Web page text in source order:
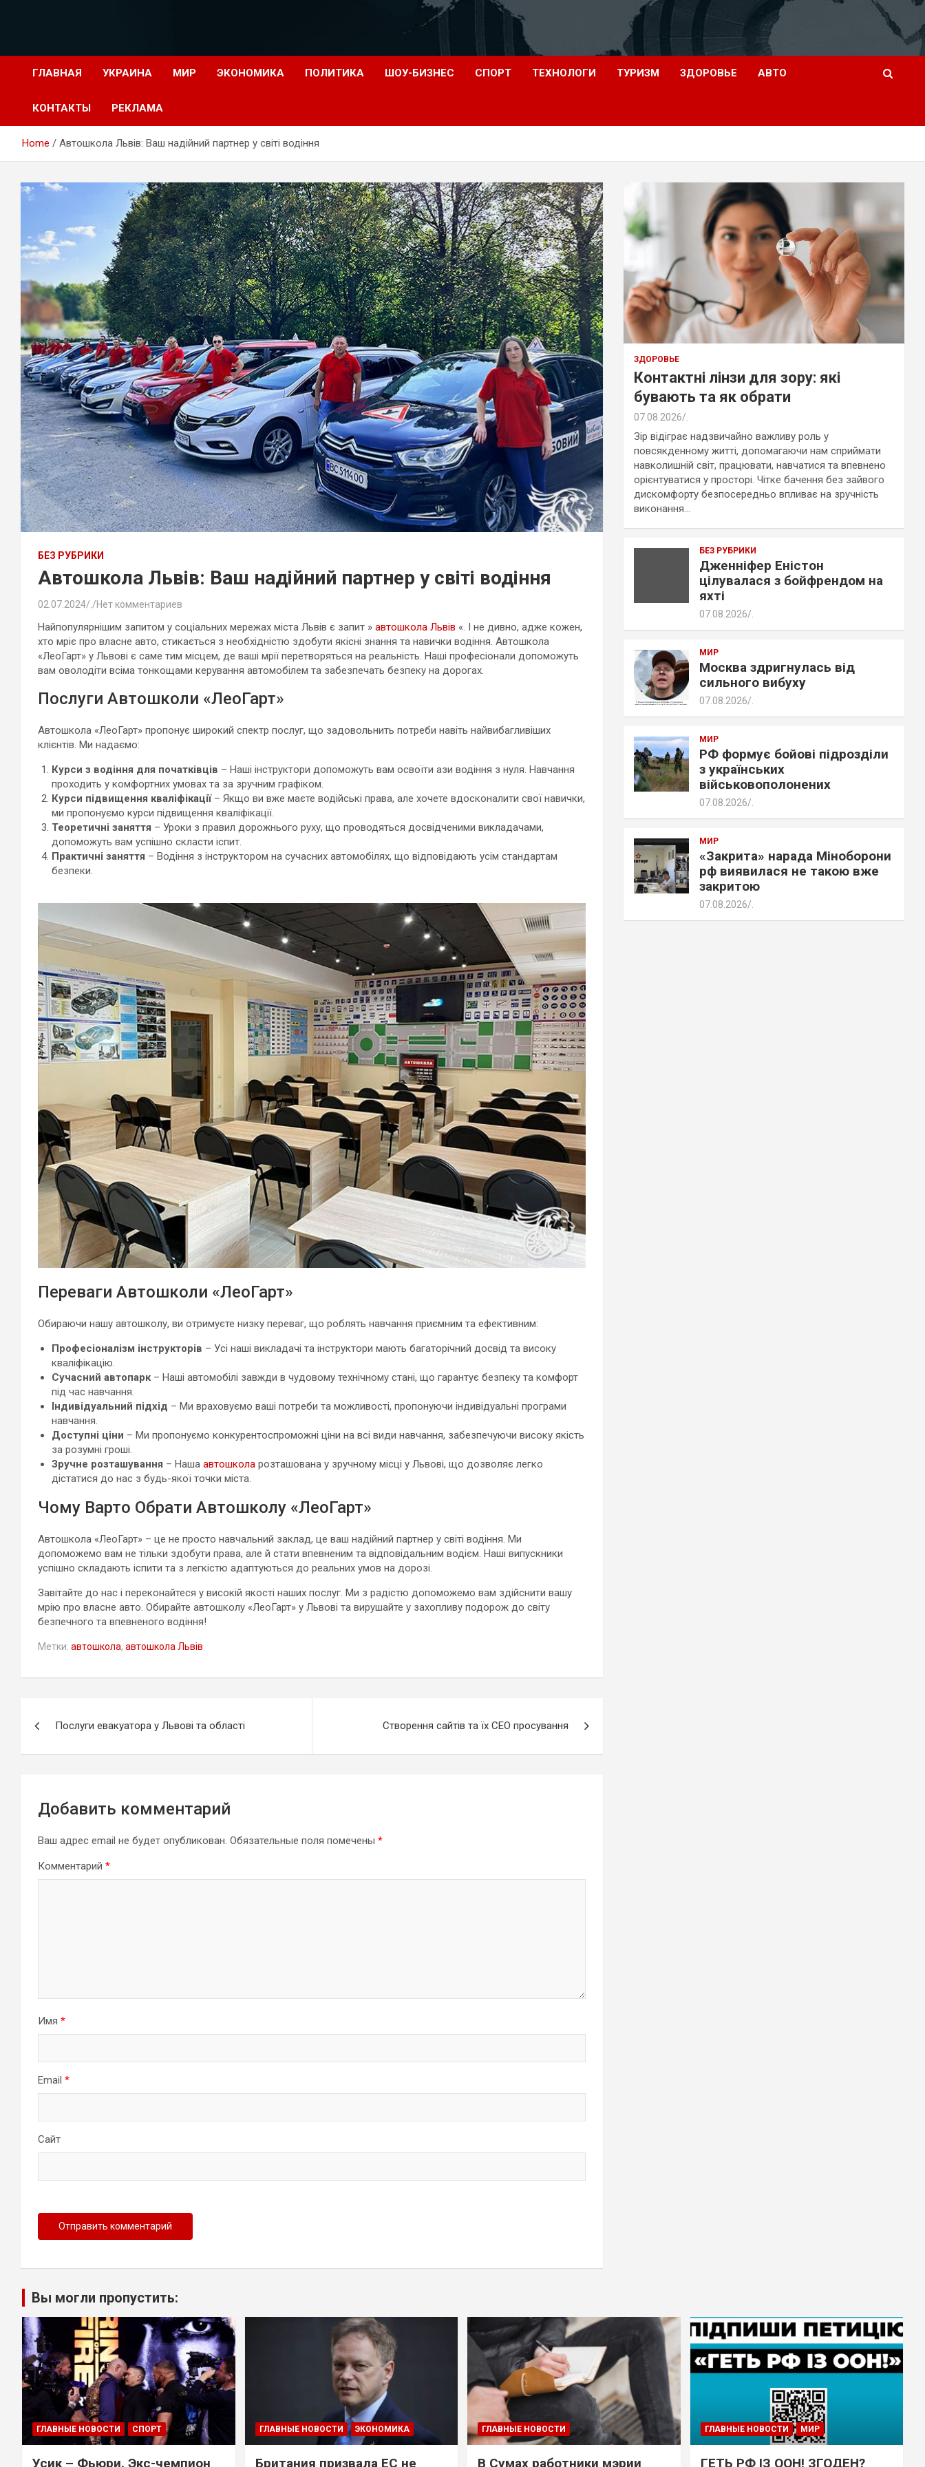
ГЛАВНАЯ УКРАИНА МИР ЭКОНОМИКА ПОЛИТИКА ШОУ-БИЗНЕС СПОРТ ТЕХНОЛОГИ ТУРИЗМ ЗДОРОВЬЕ АВТО
КОНТАКТЫ РЕКЛАМА
Home Автошкола Львів: Ваш надійний партнер у світі водіння
БЕЗ РУБРИКИ
Автошкола Львів: Ваш надійний партнер у світі водіння
02.07.2024 Нет комментариев
Найпопулярнішим запитом у соціальних мережах міста Львів є запит » автошкола Львів «. І не дивно, адже кожен,
хто мріє про власне авто, стикається з необхідністю здобути якісні знання та навички водіння. Автошкола
«ЛеоГарт» у Львові є саме тим місцем, де ваші мрії перетворяться на реальність. Наші професіонали допоможуть
вам оволодіти всіма тонкощами керування автомобілем та забезпечать безпеку на дорогах.
Послуги Автошколи «ЛеоГарт»
Автошкола «ЛеоГарт» пропонує широкий спектр послуг, що задовольнить потреби навіть найвибагливіших
клієнтів. Ми надаємо:
Курси з водіння для початківців – Наші інструктори допоможуть вам освоїти ази водіння з нуля. Навчання
проходить у комфортних умовах та за зручним графіком.
Курси підвищення кваліфікації– Якщо ви вже маєте водійські права, але хочете вдосконалити свої навички,
ми пропонуємо курси підвищення кваліфікації.
Теоретичні заняття – Уроки з правил дорожнього руху, що проводяться досвідченими викладачами,
допоможуть вам успішно скласти іспит.
Практичні заняття – Водіння з інструктором на сучасних автомобілях, що відповідають усім стандартам
безпеки.
Переваги Автошколи «ЛеоГарт»
Обираючи нашу автошколу, ви отримуєте низку переваг, що роблять навчання приємним та ефективним:
Професіоналізм інструкторів – Усі наші викладачі та інструктори мають багаторічний досвід та високу
кваліфікацію.
Сучасний автопарк– Наші автомобілі завжди в чудовому технічному стані, що гарантує безпеку та комфорт
під час навчання.
Індивідуальний підхід – Ми враховуємо ваші потреби та можливості, пропонуючи індивідуальні програми
навчання.
Доступні ціни – Ми пропонуємо конкурентоспроможні ціни на всі види навчання, забезпечуючи високу якість
за розумні гроші.
Зручне розташування – Наша автошкола розташована у зручному місці у Львові, що дозволяє легко
дістатися до нас з будь-якої точки міста.
Чому Варто Обрати Автошколу «ЛеоГарт»
Автошкола «ЛеоГарт» – це не просто навчальний заклад, це ваш надійний партнер у світі водіння. Ми
допоможемо вам не тільки здобути права, але й стати впевненим та відповідальним водієм. Наші випускники
успішно складають іспити та з легкістю адаптуються до реальних умов на дорозі.
Завітайте до нас і переконайтеся у високій якості наших послуг. Ми з радістю допоможемо вам здійснити вашу
мрію про власне авто. Обирайте автошколу «ЛеоГарт» у Львові та вирушайте у захопливу подорож до світу
безпечного та впевненого водіння!
Метки: автошкола, автошкола Львів
Послуги евакуатора у Львові та області Створення сайтів та їх СЕО просування
Добавить комментарий
Ваш адрес email не будет опубликован. Обязательные поля помечены *
Комментарий *
Имя *
Email *
Сайт
ЗДОРОВЬЕ
Контактні лінзи для зору: які
бувають та як обрати
07.08.2026
Зір відіграє надзвичайно важливу роль у
повсякденному житті, допомагаючи нам сприймати
навколишній світ, працювати, навчатися та впевнено
орієнтуватися у просторі. Чітке бачення без зайвого
дискомфорту безпосередньо впливає на зручність
виконання…
БЕЗ РУБРИКИ
Дженніфер Еністон
цілувалася з бойфрендом на
яхті
07.08.2026
МИР
Москва здригнулась від
сильного вибуху
07.08.2026
МИР
РФ формує бойові підрозділи
з українських
військовополонених
07.08.2026
МИР
«Закрита» нарада Міноборони
рф виявилася не такою вже
закритою
07.08.2026
Вы могли пропустить:
ГЛАВНЫЕ НОВОСТИ СПОРТ
Усик – Фьюри. Экс-чемпион
ГЛАВНЫЕ НОВОСТИ ЭКОНОМИКА
Британия призвала ЕС не
ГЛАВНЫЕ НОВОСТИ
В Сумах работники мэрии
ГЛАВНЫЕ НОВОСТИ МИР
ГЕТЬ РФ ІЗ ООН! ЗГОДЕН?